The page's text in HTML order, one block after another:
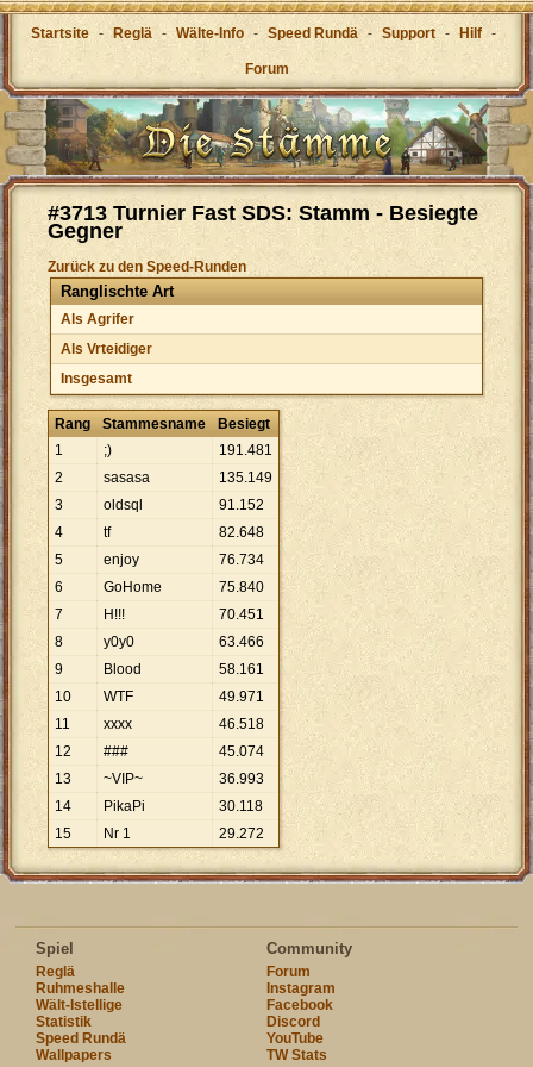
Startsite - Reglä - Wälte-Info - Speed Rundä - Support - Hilf -
Forum
#3713 Turnier Fast SDS: Stamm - Besiegte
Gegner
Zurück zu den Speed-Runden
Ranglischte Art
Als Agrifer
Als Vrteidiger
Insgesamt
Rang Stammesname
Besiegt
1
;) 191.481
2
sasasa 135.149
3
oldsql 91.152
4
tf 82.648
5
enjoy 76.734
6
GoHome 75.840
7
H!!! 70.451
8
y0y0 63.466
9
Blood 58.161
10
WTF 49.971
11
xxxx 46.518
12
### 45.074
13
~VIP~ 36.993
14
PikaPi 30.118
15
Nr 1 29.272
Spiel
Reglä
Ruhmeshalle
Wält-Istellige
Statistik
Speed Rundä
Wallpapers
Community
Forum
Instagram
Facebook
Discord
YouTube
TW Stats